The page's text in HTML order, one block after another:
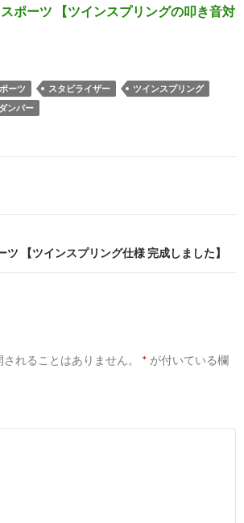
ポーツ 【ツインスプリングの叩き音対
ーツ スタビライザー
ツインスプリング
ンパー
ツ 【ツインスプリング仕様 完成しました】
れることはありません。 * が付いている欄